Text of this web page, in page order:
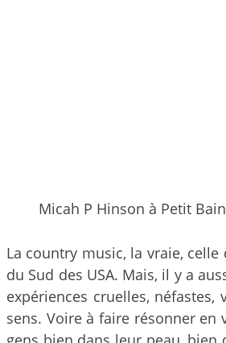
Micah P Hinson à Petit
La country music, la vraie,
du Sud des USA. Mais, il y a
expériences cruelles,
sens. Voire à faire résonner